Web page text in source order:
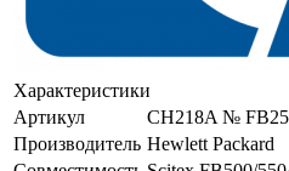
Характеристики
Артикул
CH218A №
Производитель Hewlett Packard